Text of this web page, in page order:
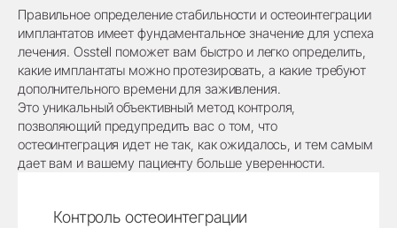
Правильное определение стабильности и остеоинтеграции
имплантатов имеет фундаментальное значение для успеха
лечения. Osstell поможет вам быстро и легко определить,
какие имплантаты можно протезировать, а какие требуют
дополнительного времени для заживления.
Это уникальный объективный метод контроля,
позволяющий предупредить вас о том, что
остеоинтеграция идет не так, как ожидалось, и тем самым
дает вам и вашему пациенту больше уверенности.
Контроль остеоинтеграции